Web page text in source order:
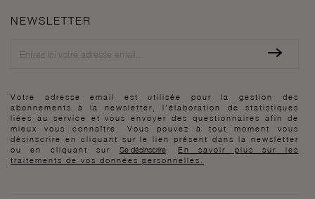
NEWSLETTER
Votre adresse email est utilisée pour la gestion des
abonnements à la newsletter, l'élaboration de statistiques
liées au service et vous envoyer des questionnaires afin de
mieux vous connaître. Vous pouvez à tout moment vous
désinscrire en cliquant sur le lien présent dans la newsletter
ou en cliquant sur Se désinscrire.En savoir plus sur les
traitements de vos données personnelles.